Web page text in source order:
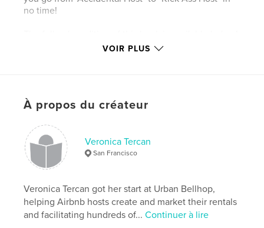
no time!
Caractéristiques et détails
Catégorie principale:
Catégories supplémentaires
économie
# de pages:120
ISBN
Couverture souple: 9780998129310
VOIR PLUS
À propos du créateur
Veronica Tercan
San Francisco
Veronica Tercan got her start at Urban Bellhop,
helping Airbnb hosts create and market their rentals
and facilitating hundreds of...Continuer à lire